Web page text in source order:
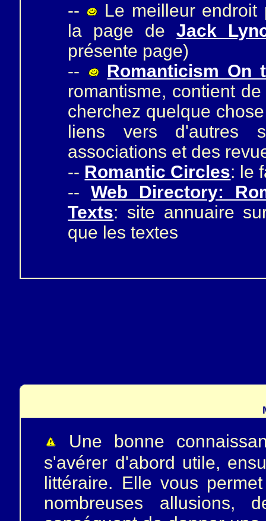
--
Le meilleur endroit
la page deJack
présente page)
--
Romanticism On
romantisme, contient
cherchez quelque
liens vers d'autres
associations et des
-- Romantic Circles: le
--Web Directory:
Texts: site annuaire
que les textes
Une bonne
s'avérer d'abord utile,
littéraire. Elle vous
nombreuses allusions,